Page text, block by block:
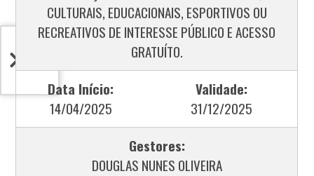
CULTURAIS, EDUCACIONAIS, ESPORTIVOS OU
RECREATIVOS DE INTERESSE PÚBLICO E ACESSO
GRATUÍTO.
Data Início:
14/04/2025
Validade:
31/12/2025
Gestores:
DOUGLAS NUNES OLIVEIRA